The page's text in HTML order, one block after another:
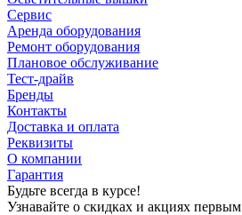
Сервис
Аренда оборудования
Ремонт оборудования
Плановое обслуживание
Тест-драйв
Бренды
Контакты
Доставка и оплата
Реквизиты
О компании
Гарантия
Будьте всегда в курсе!
Узнавайте о скидках и акциях первым